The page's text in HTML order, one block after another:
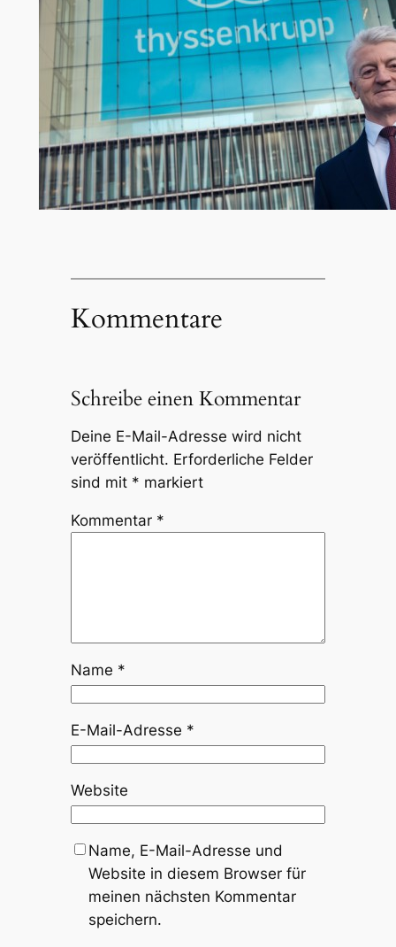
Kommentare
Schreibe einen Kommentar
Deine E-Mail-Adresse wird nicht
veröffentlicht. Erforderliche Felder
sind mit * markiert
Kommentar *
Name *
E-Mail-Adresse *
Website
Name, E-Mail-Adresse und
Website in diesem Browser für
meinen nächsten Kommentar
speichern.